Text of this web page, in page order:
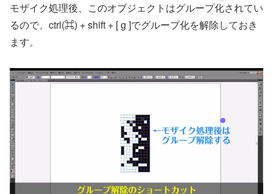
モザイク処理後、このオブジェクトはグループ化されてい
るので、ctrl(⌘) + shift + [ g ]でグループ化を解除しておき
ます。